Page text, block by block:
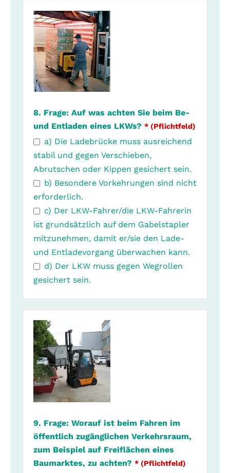
8. Frage: Auf was achten Sie beim Be-
und Entladen eines LKWs? * (Pflichtfeld)
a) Die Ladebrücke muss ausreichend
stabil und gegen Verschieben,
Abrutschen oder Kippen gesichert sein.
b) Besondere Vorkehrungen sind nicht
erforderlich.
c) Der LKW-Fahrer/die LKW-Fahrerin
ist grundsätzlich auf dem Gabelstapler
mitzunehmen, damit er/sie den Lade-
und Entladevorgang überwachen kann.
d) Der LKW muss gegen Wegrollen
gesichert sein.
9. Frage: Worauf ist beim Fahren im
öffentlich zugänglichen Verkehrsraum,
zum Beispiel auf Freiflächen eines
Baumarktes, zu achten? * (Pflichtfeld)